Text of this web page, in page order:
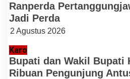
Ranperda
Jadi Perda
2 Agustus 2026
Karo
Bupati dan Wakil Bupati
Ribuan Pengunjung